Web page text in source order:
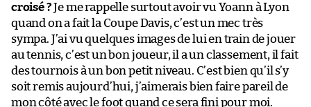
croisé ?Je me rappelle surtout avoir vu Yoann à Lyon
quand on a fait la Coupe Davis, c’est un mec très
sympa. J’ai vu quelques images de lui en train de jouer
au tennis, c’est un bon joueur, il a un classement, il fait
des tournois à un bon petit niveau. C’est bien qu’il s’y
soit remis aujourd’hui, j’aimerais bien faire pareil de
mon côté avec le foot quand ce sera fini pour moi.